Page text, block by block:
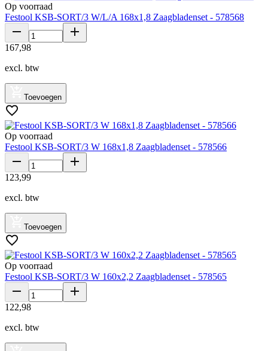
Op voorraad
Festool KSB-SORT/3 W/L/A 168x1,8 Zaagbladenset - 578568
167,98
excl. btw
Toevoegen
Op voorraad
Festool KSB-SORT/3 W 168x1,8 Zaagbladenset - 578566
123,99
excl. btw
Toevoegen
Op voorraad
Festool KSB-SORT/3 W 160x2,2 Zaagbladenset - 578565
122,98
excl. btw